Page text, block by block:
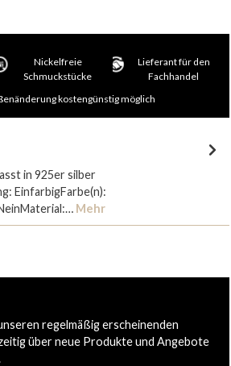
Nickelfreie
Schmuckstücke
Lieferant für den
Fachhandel
kostengünstig möglich
in 925er silber
EinfarbigFarbe(n):
Mehr
regelmäßig erscheinenden
über neue Produkte und Angebote